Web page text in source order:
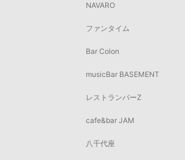
NAVARO
ファンタイム
Bar Colon
musicBar BASEMENT
レストランバーZ
cafe&bar JAM
八千代座